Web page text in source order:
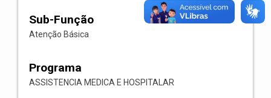
Sub-Função
Atenção Básica
Programa
ASSISTENCIA MEDICA E HOSPITALAR